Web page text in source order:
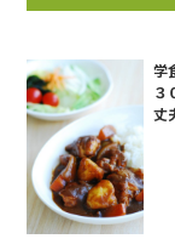
学
３
丈